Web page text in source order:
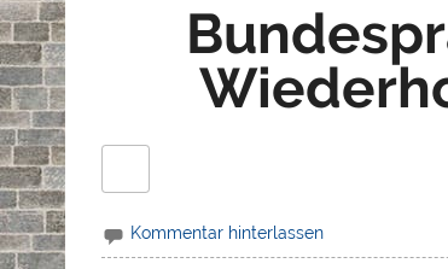
Kommentar hinterlassen